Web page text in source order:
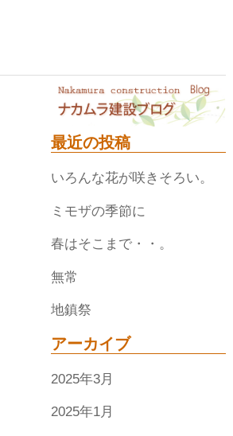
最近の投稿
いろんな花が咲きそろい。
ミモザの季節に
春はそこまで・・。
無常
地鎮祭
アーカイブ
2025年3月
2025年1月